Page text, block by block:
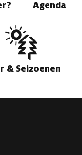
Agenda
& Seizoenen